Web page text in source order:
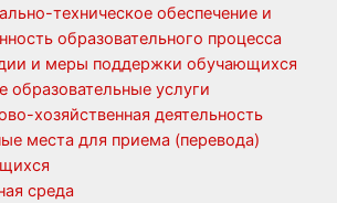
техническое обеспечение и
образовательного процесса
и меры поддержки обучающихся
образовательные услуги
хозяйственная деятельность
места для приема (перевода)
среда